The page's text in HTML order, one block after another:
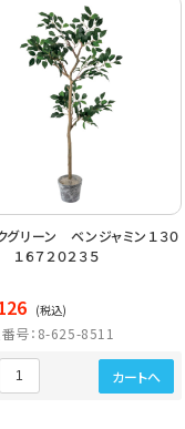
グリーン ベンジャミン１３０
６７２０２３５
(税込)
号：8-625-8511
カートへ